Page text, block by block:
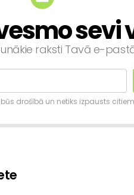
sevi
raksti Tavā e-
drošībā un netiks izpausts citiem